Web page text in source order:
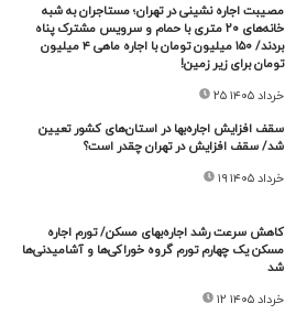
مصیبت اجاره نشینی در تهران؛ مستاجران به شبه
خانه‌های ۲۰ متری با حمام و سرویس مشترک پناه
بردند/ ۱۵۰ میلیون تومان با اجاره ماهی ۴ میلیون
تومان برای زیر زمین!
۲۵ خرداد ۱۴۰۵
سقف افزایش اجاره‌بها در استان‌های کشور تعیین
شد/ سقف افزایش در تهران چقدر است؟
۱۹ خرداد ۱۴۰۵
کاهش سرعت رشد اجاره‌بهای مسکن/ تورم اجاره
مسکن یک چهارم تورم گروه خوراکی‌ها و آشامیدنی‌ها
شد
۱۲ خرداد ۱۴۰۵